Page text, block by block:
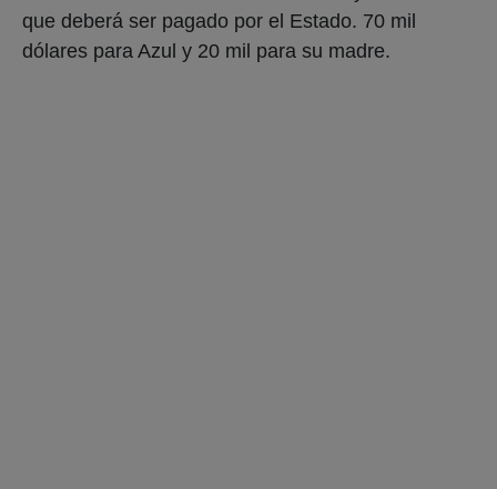
que deberá ser pagado por el Estado. 70 mil
dólares para Azul y 20 mil para su madre.